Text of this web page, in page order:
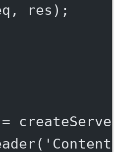
res);
=
(